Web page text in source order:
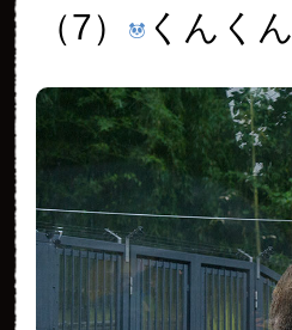
（7） くんくん